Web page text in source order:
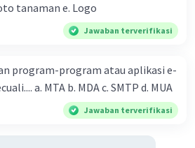
tanaman e. Logo
Jawaban terverifikasi
program-program atau aplikasi e-
mail secara umum, kecuali.... a. MTA b. MDA c. SMTP d. MUA
Jawaban terverifikasi